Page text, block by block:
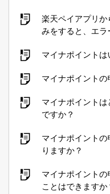
楽天ペイアプリ
みをすると、エラ
マイナポイントは
マイナポイント
マイナポイント
ですか？
マイナポイント
りますか？
マイナポイント
ことはできますか